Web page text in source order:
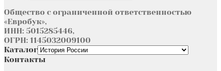
Общество с ограниченной ответственностью
«Евробук»,
ИНН: 5015285446,
ОГРН: 1145032009100
Каталог
Контакты